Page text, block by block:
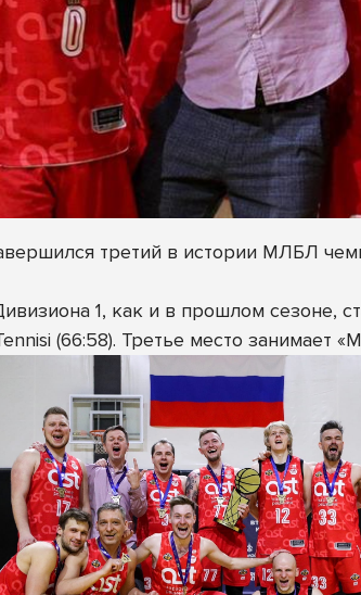
третий в истории МЛБЛ
1, как и в прошлом сезоне,
(66:58). Третье место занимает